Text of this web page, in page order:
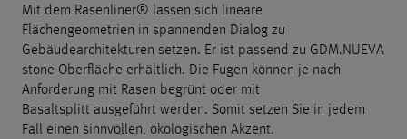
Mit dem Rasenliner® lassen sich lineare
Flächengeometrien in spannenden Dialog zu
Gebäudearchitekturen setzen. Er ist passend zu GDM.NUEVA
stone Oberfläche erhältlich. Die Fugen können je nach
Anforderung mit Rasen begrünt oder mit
Basaltsplitt ausgeführt werden. Somit setzen Sie in jedem
Fall einen sinnvollen, ökologischen Akzent.